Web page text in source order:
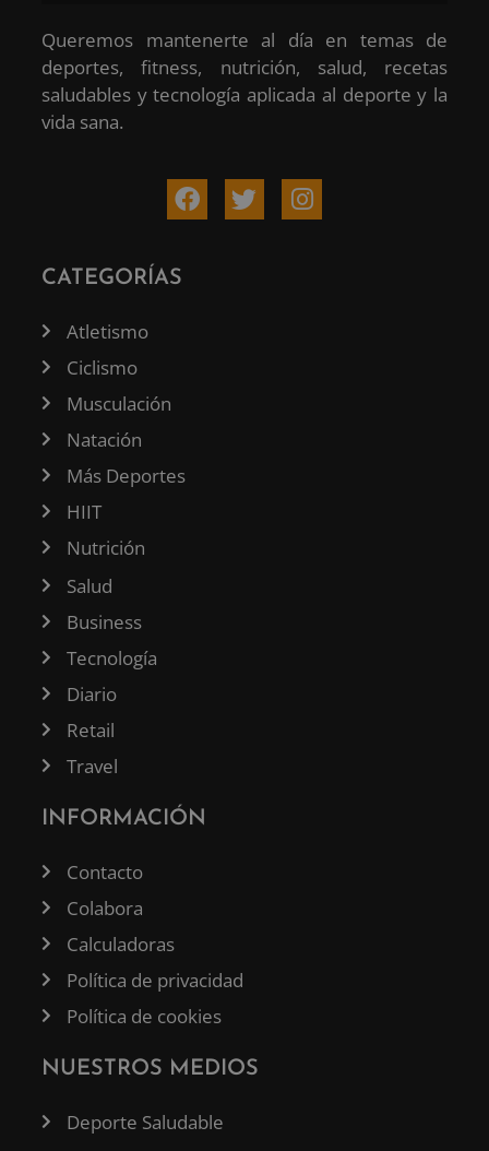
Queremos mantenerte al día en temas de
deportes, fitness, nutrición, salud, recetas
saludables y tecnología aplicada al deporte y la
vida sana.
CATEGORÍAS
Atletismo
Ciclismo
Musculación
Natación
Más Deportes
HIIT
Nutrición
Salud
Business
Tecnología
Diario
Retail
Travel
INFORMACIÓN
Contacto
Colabora
Calculadoras
Política de privacidad
Política de cookies
NUESTROS MEDIOS
Deporte Saludable